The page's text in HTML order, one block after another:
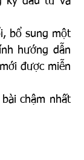
bổ sung một
hướng dẫn
được miễn
chậm nhất